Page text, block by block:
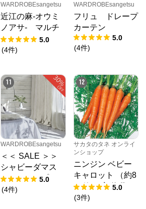
WARDROBEsangetsu
近江の麻-オウミ
ノアサ- マルチ
カバー
5.0
(4件)
WARDROBEsangetsu
フリュ ドレープ
カーテン
5.0
(4件)
11
WARDROBEsangetsu
＜＜ SALE ＞＞
シャビーダマス
ク ドレープカー
テン
5.0
(4件)
12
サカタのタネ オンライ
ンショップ
ニンジン ベビー
キャロット （約8
00粒） 実咲 袋
5.0
(3件)